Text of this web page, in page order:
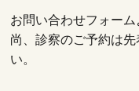
お問い合わせフォーム
尚、診察のご予約は
い。